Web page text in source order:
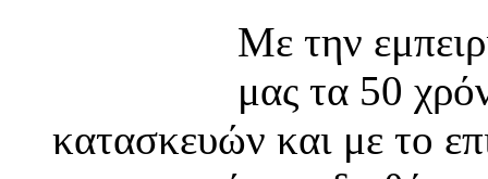
Με την
μας τα 50
κατασκευών και με το